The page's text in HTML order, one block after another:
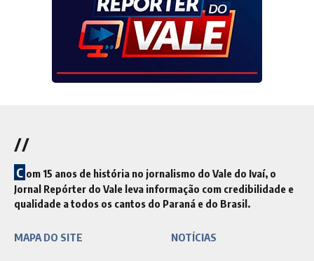
//
C om 15 anos de história no jornalismo do Vale do Ivaí, o
Jornal Repórter do Vale leva informação com credibilidade e
qualidade a todos os cantos do Paraná e do Brasil.
MAPA DO SITE NOTÍCIAS